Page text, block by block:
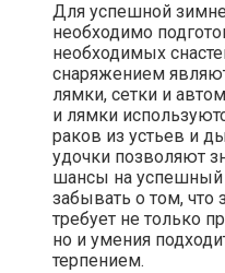
Для успешной
необходимо
необходимых
снаряжением
лямки, сетки и
и лямки
раков из устьев и
удочки позволяют
шансы на успешный
забывать о том, что
требует не только
но и умения
терпением.